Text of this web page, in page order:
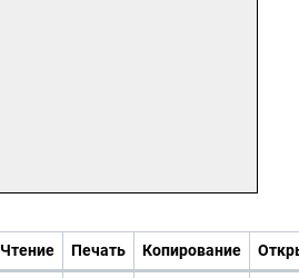
Чтение Печать Копирование